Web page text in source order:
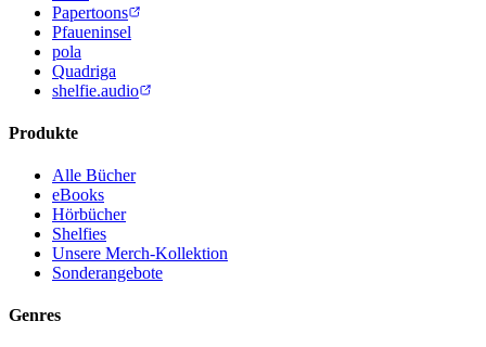
Papertoons
Pfaueninsel
pola
Quadriga
shelfie.audio
Produkte
Alle Bücher
eBooks
Hörbücher
Shelfies
Unsere Merch-Kollektion
Sonderangebote
Genres